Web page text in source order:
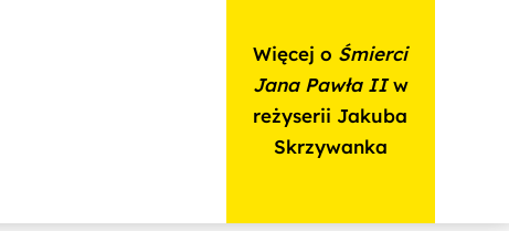
Więcej o Śmierci
Jana Pawła IIw
reżyserii Jakuba
Skrzywanka